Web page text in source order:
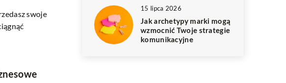
swoje
15 lipca 2026
Jak archetypy marki mogą
wzmocnić Twoje strategie
komunikacyjne